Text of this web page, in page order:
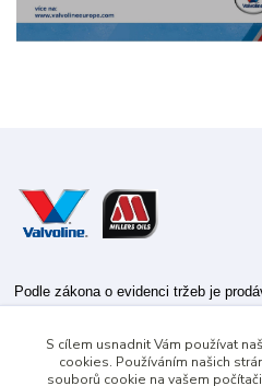
Podle zákona o evidenci tržeb je
Zároveň je povinen zaevidovat
případě technického výpadku pak
S cílem usnadnit Vám používat
cookies. Používáním našich
souborů cookie na vašem